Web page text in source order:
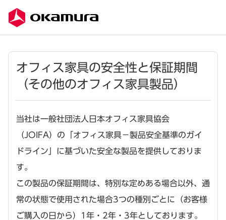
オフィス家具の安全性と保証期間
（その他のオフィス家具製品）
当社は一般社団法人日本オフィス家具協会
（JOIFA）の「オフィス家具－製品安全基準のガイ
ドライン」に基づいた安全な製品を提供しておりま
す。
この製品の保証期間は、特別な定めある場合以外、通
常の状態で使用された場合3つの種別ごとに（お客様
ご購入の日から）1年・2年・3年としております。